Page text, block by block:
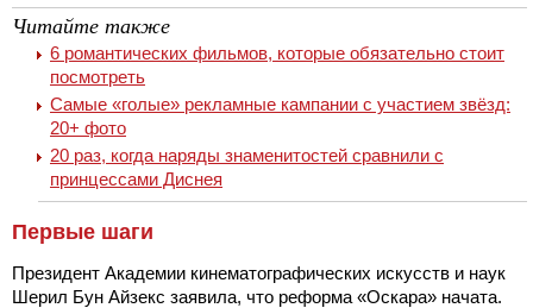
Читайте также
6 романтических фильмов, которые обязательно стоит
посмотреть
Самые «голые» рекламные кампании с участием звёзд:
20+ фото
20 раз, когда наряды знаменитостей сравнили с
принцессами Диснея
Первые шаги
Президент Академии кинематографических искусств и наук
Шерил Бун Айзекс заявила, что реформа «Оскара» начата.